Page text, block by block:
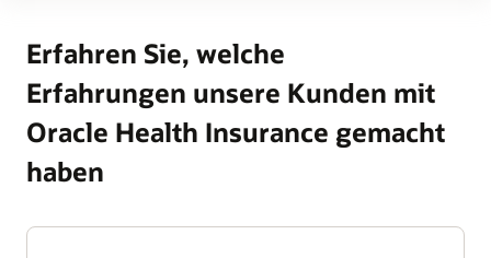
Erfahren Sie, welche
Erfahrungen unsere Kunden mit
Oracle Health Insurance gemacht
haben